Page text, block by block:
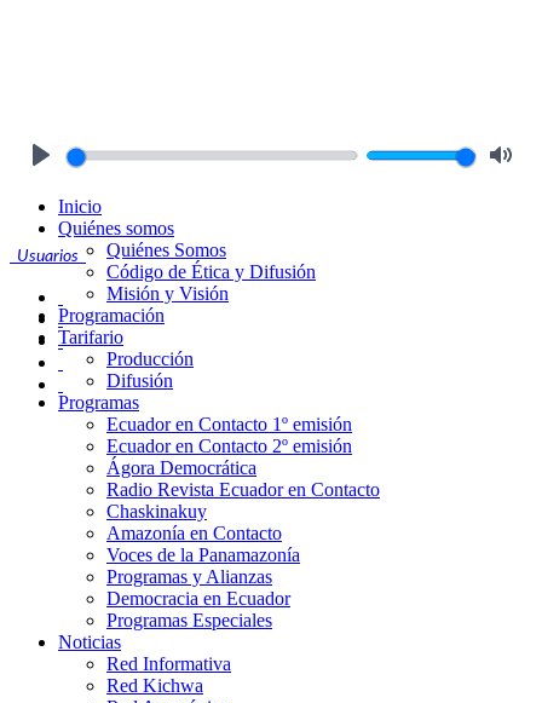
Usuarios
Inicio
Quiénes somos
Quiénes Somos
Código de Ética y Difusión
Misión y Visión
Programación
Tarifario
Producción
Difusión
Programas
Ecuador en Contacto 1º emisión
Ecuador en Contacto 2º emisión
Ágora Democrática
Radio Revista Ecuador en Contacto
Chaskinakuy
Amazonía en Contacto
Voces de la Panamazonía
Programas y Alianzas
Democracia en Ecuador
Programas Especiales
Noticias
Red Informativa
Red Kichwa